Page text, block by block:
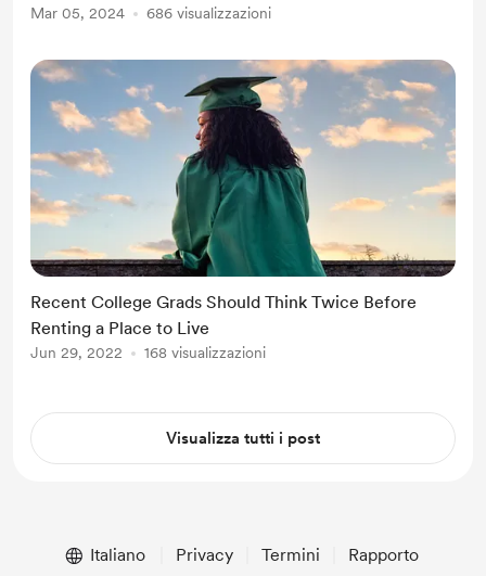
Mar 05, 2024 686 visualizzazioni
Recent College Grads Should Think Twice Before
Renting a Place to Live
Jun 29, 2022 168 visualizzazioni
Visualizza tutti i post
Italiano Privacy Termini Rapporto